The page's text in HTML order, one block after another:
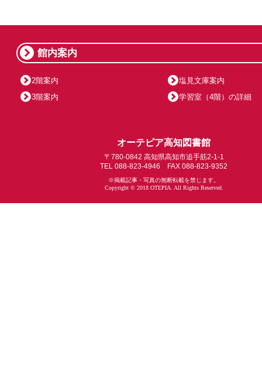
館内案内
2階案内
塩見文庫案内
3階案内
学習室（4階）の詳細
オーテピア高知図書館
〒780-0842 高知県高知市追手筋2-1-1
TEL 088-823-4946 FAX 088-823-9352
※掲載記事・写真の無断転載を禁じます。
Copyright © 2018 OTEPIA. All Rights Reserved.